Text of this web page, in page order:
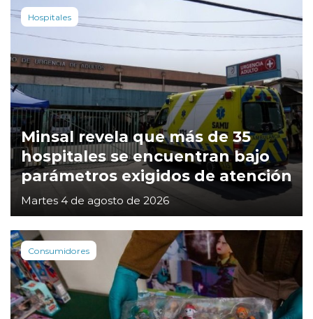
Hospitales
Minsal revela que más de 35
hospitales se encuentran bajo
parámetros exigidos de atención
Martes 4 de agosto de 2026
Consumidores